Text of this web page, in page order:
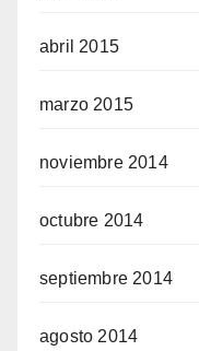
abril 2015
marzo 2015
noviembre 2014
octubre 2014
septiembre 2014
agosto 2014